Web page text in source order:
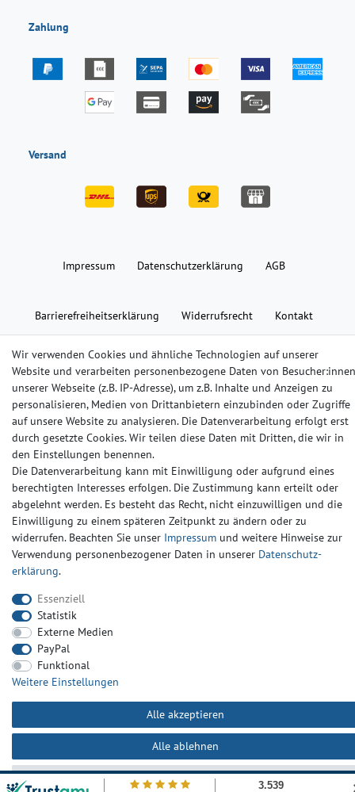
Zahlung
Versand
Impressum Daten­schutz­erklärung AGB
Barrierefreiheitserklärung Widerrufs­recht Kontakt
Wir verwenden Cookies und ähnliche Technologien auf unserer
Website und verarbeiten personenbezogene Daten von Besucher:innen
unserer Webseite (z.B. IP-Adresse), um z.B. Inhalte und Anzeigen zu
personalisieren, Medien von Drittanbietern einzubinden oder Zugriffe
auf unsere Website zu analysieren. Die Datenverarbeitung erfolgt erst
durch gesetzte Cookies. Wir teilen diese Daten mit Dritten, die wir in
den Einstellungen benennen.
Die Datenverarbeitung kann mit Einwilligung oder aufgrund eines
berechtigten Interesses erfolgen. Die Zustimmung kann erteilt oder
abgelehnt werden. Es besteht das Recht, nicht einzuwilligen und die
Einwilligung zu einem späteren Zeitpunkt zu ändern oder zu
widerrufen. Beachten Sie unser Impressum und weitere Hinweise zur
Verwendung personenbezogener Daten in unserer Daten­schutz­
erklärung.
Essenziell
Statistik
Externe Medien
PayPal
Funktional
Weitere Einstellungen
Alle akzeptieren
Alle ablehnen
Auswahl akzeptieren
© Copyright 2024-2025 | Alle Rechte vorbehalten.
Widerrufs­recht Widerrufs­formular Impressum
Daten­schutz­erklärung